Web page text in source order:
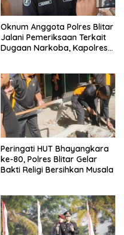
Oknum Anggota Polres Blitar
Jalani Pemeriksaan Terkait
Dugaan Narkoba, Kapolres
Peringati HUT Bhayangkara
ke-80, Polres Blitar Gelar
Bakti Religi Bersihkan Musala